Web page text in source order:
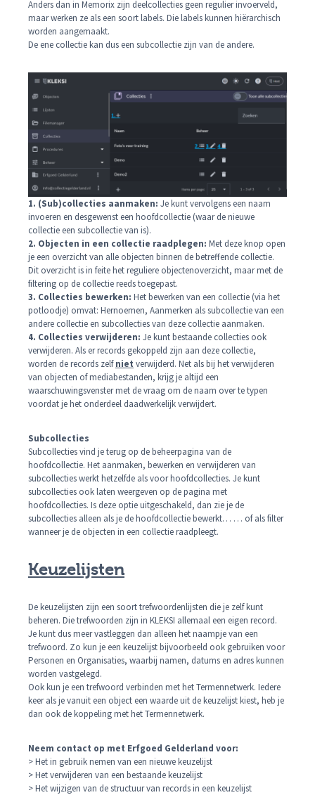
Anders dan in Memorix zijn deelcollecties geen regulier invoerveld,
maar werken ze als een soort labels. Die labels kunnen hiërarchisch
worden aangemaakt.
De ene collectie kan dus een subcollectie zijn van de andere.
1. (Sub)collecties aanmaken: Je kunt vervolgens een naam
invoeren en desgewenst een hoofdcollectie (waar de nieuwe
collectie een subcollectie van is).
2. Objecten in een collectie raadplegen: Met deze knop open
je een overzicht van alle objecten binnen de betreffende collectie.
Dit overzicht is in feite het reguliere objectenoverzicht, maar met de
filtering op de collectie reeds toegepast.
3. Collecties bewerken: Het bewerken van een collectie (via het
potloodje) omvat: Hernoemen, Aanmerken als subcollectie van een
andere collectie en subcollecties van deze collectie aanmaken.
4. Collecties verwijderen: Je kunt bestaande collecties ook
verwijderen. Als er records gekoppeld zijn aan deze collectie,
worden de records zelfniet verwijderd. Net als bij het verwijderen
van objecten of mediabestanden, krijg je altijd een
waarschuwingsvenster met de vraag om de naam over te typen
voordat je het onderdeel daadwerkelijk verwijdert.
Subcollecties
Subcollecties vind je terug op de beheerpagina van de
hoofdcollectie. Het aanmaken, bewerken en verwijderen van
subcollecties werkt hetzelfde als voor hoofdcollecties. Je kunt
subcollecties ook laten weergeven op de pagina met
hoofdcollecties. Is deze optie uitgeschakeld, dan zie je de
subcollecties alleen als je de hoofdcollectie bewerkt… … of als filter
wanneer je de objecten in een collectie raadpleegt.
Keuzelijsten
De keuzelijsten zijn een soort trefwoordenlijsten die je zelf kunt
beheren. Die trefwoorden zijn in KLEKSI allemaal een eigen record.
Je kunt dus meer vastleggen dan alleen het naampje van een
trefwoord. Zo kun je een keuzelijst bijvoorbeeld ook gebruiken voor
Personen en Organisaties, waarbij namen, datums en adres kunnen
worden vastgelegd.
Ook kun je een trefwoord verbinden met het Termennetwerk. Iedere
keer als je vanuit een object een waarde uit de keuzelijst kiest, heb je
dan ook de koppeling met het Termennetwerk.
Neem contact op met Erfgoed Gelderland voor:
> Het in gebruik nemen van een nieuwe keuzelijst
> Het verwijderen van een bestaande keuzelijst
> Het wijzigen van de structuur van records in een keuzelijst